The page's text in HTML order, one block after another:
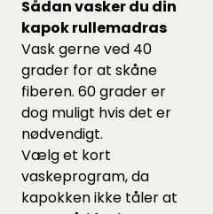
Sådan vasker du din
kapok rullemadras
Vask gerne ved 40
grader for at skåne
fiberen. 60 grader er
dog muligt hvis det er
nødvendigt.
Vælg et kort
vaskeprogram, da
kapokken ikke tåler at